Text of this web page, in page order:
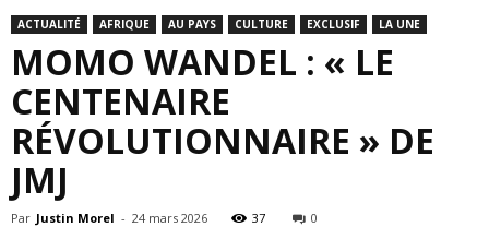
ACTUALITÉ AFRIQUE AU PAYS CULTURE EXCLUSIF LA UNE
MOMO WANDEL : « LE
CENTENAIRE
RÉVOLUTIONNAIRE » DE
JMJ
Par Justin Morel - 24 mars 2026 37 0